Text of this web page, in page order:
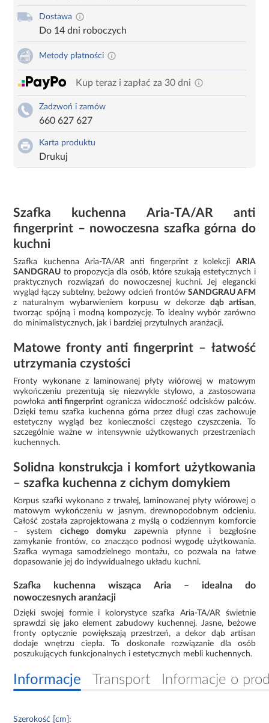
Dostawa
Do 14 dni roboczych
Metody płatności
Kup teraz i zapłać za 30 dni
Zadzwoń i zamów
660 627 627
Karta produktu
Drukuj
Szafka kuchenna Aria-TA/AR anti
fingerprint – nowoczesna szafka górna do
kuchni
Szafka kuchenna Aria-TA/AR anti fingerprint z kolekcji ARIA
SANDGRAU to propozycja dla osób, które szukają estetycznych i
praktycznych rozwiązań do nowoczesnej kuchni. Jej elegancki
wygląd łączy subtelny, beżowy odcień frontów SANDGRAU AFM
z naturalnym wybarwieniem korpusu w dekorze dąb artisan,
tworząc spójną i modną kompozycję. To idealny wybór zarówno
do minimalistycznych, jak i bardziej przytulnych aranżacji.
Matowe fronty anti fingerprint – łatwość
utrzymania czystości
Fronty wykonane z laminowanej płyty wiórowej w matowym
wykończeniu prezentują się niezwykle stylowo, a zastosowana
powłoka anti fingerprint ogranicza widoczność odcisków palców.
Dzięki temu szafka kuchenna górna przez długi czas zachowuje
estetyczny wygląd bez konieczności częstego czyszczenia. To
szczególnie ważne w intensywnie użytkowanych przestrzeniach
kuchennych.
Solidna konstrukcja i komfort użytkowania
– szafka kuchenna z cichym domykiem
Korpus szafki wykonano z trwałej, laminowanej płyty wiórowej o
matowym wykończeniu w jasnym, drewnopodobnym odcieniu.
Całość została zaprojektowana z myślą o codziennym komforcie
– system cichego domyku zapewnia płynne i bezgłośne
zamykanie frontów, co znacząco podnosi wygodę użytkowania.
Szafka wymaga samodzielnego montażu, co pozwala na łatwe
dopasowanie jej do indywidualnego układu kuchni.
Szafka kuchenna wisząca Aria – idealna do
nowoczesnych aranżacji
Dzięki swojej formie i kolorystyce szafka Aria-TA/AR świetnie
sprawdzi się jako element zabudowy kuchennej. Jasne, beżowe
fronty optycznie powiększają przestrzeń, a dekor dąb artisan
dodaje wnętrzu ciepła. To doskonałe rozwiązanie dla osób
poszukujących funkcjonalnych i estetycznych mebli kuchennych.
Informacje Transport Informacje o
Szerokość [cm]: